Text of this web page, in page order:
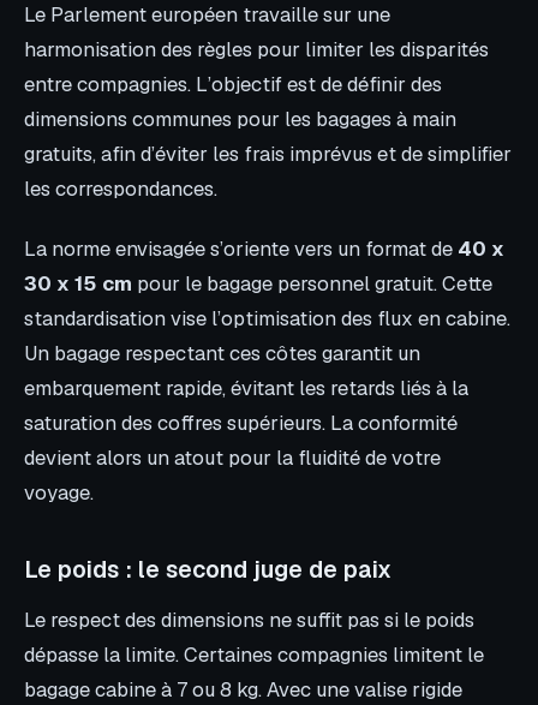
Le Parlement européen travaille sur une
harmonisation des règles pour limiter les disparités
entre compagnies. L’objectif est de définir des
dimensions communes pour les bagages à main
gratuits, afin d’éviter les frais imprévus et de simplifier
les correspondances.
La norme envisagée s’oriente vers un format de 40 x
30 x 15 cm pour le bagage personnel gratuit. Cette
standardisation vise l’optimisation des flux en cabine.
Un bagage respectant ces côtes garantit un
embarquement rapide, évitant les retards liés à la
saturation des coffres supérieurs. La conformité
devient alors un atout pour la fluidité de votre
voyage.
Le poids : le second juge de paix
Le respect des dimensions ne suffit pas si le poids
dépasse la limite. Certaines compagnies limitent le
bagage cabine à 7 ou 8 kg. Avec une valise rigide